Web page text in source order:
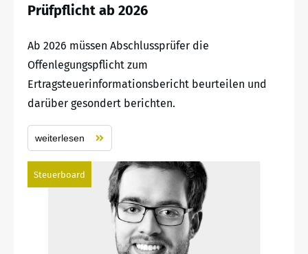
Prüfpflicht ab 2026
Ab 2026 müssen Abschlussprüfer die
Offenlegungspflicht zum
Ertragsteuerinformationsbericht beurteilen und
darüber gesondert berichten.
weiterlesen
Steuerboard